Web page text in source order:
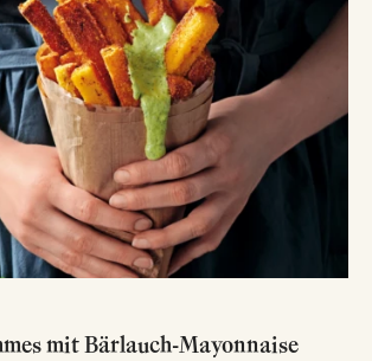
mit Bärlauch-Mayonnaise